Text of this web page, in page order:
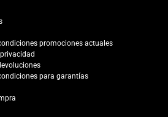
promociones actuales
para garantías